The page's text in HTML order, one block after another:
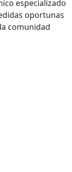
especializado
oportunas
comunidad